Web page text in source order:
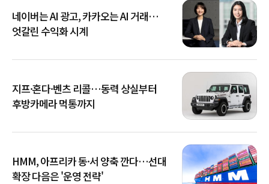
네이버는 AI 광고, 카카오는 AI 거래…
엇갈린 수익화 시계
지프·혼다·벤츠 리콜…동력 상실부터
후방카메라 먹통까지
HMM, 아프리카 동·서 양축 깐다…선대
확장 다음은 '운영 전략'